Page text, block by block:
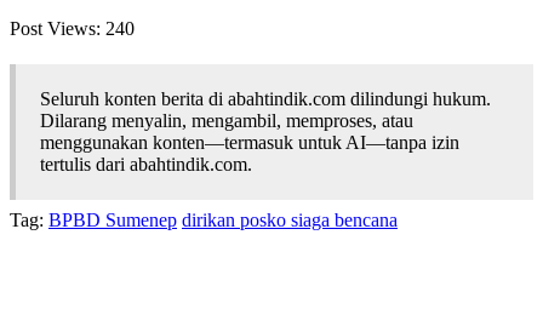
Post Views: 240
Seluruh konten berita di abahtindik.com dilindungi hukum.
Dilarang menyalin, mengambil, memproses, atau
menggunakan konten—termasuk untuk AI—tanpa izin
tertulis dari abahtindik.com.
Tag: BPBD Sumenep dirikan posko siaga bencana